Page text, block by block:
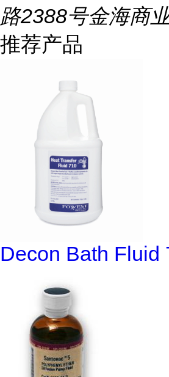
路2388号金海商
推荐产品
Decon Bath Fluid